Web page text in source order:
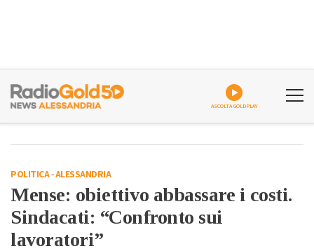
ASCOLTA GOLDPLAY
POLITICA-ALESSANDRIA
Mense: obiettivo abbassare i costi.
Sindacati: “Confronto sui
lavoratori”